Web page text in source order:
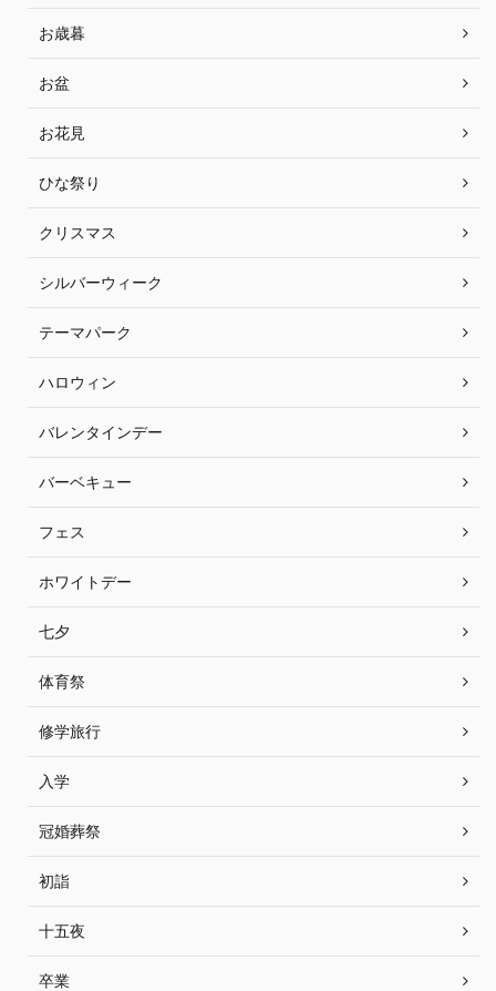
お歳暮
お盆
お花見
ひな祭り
クリスマス
シルバーウィーク
テーマパーク
ハロウィン
バレンタインデー
バーベキュー
フェス
ホワイトデー
七夕
体育祭
修学旅行
入学
冠婚葬祭
初詣
十五夜
卒業